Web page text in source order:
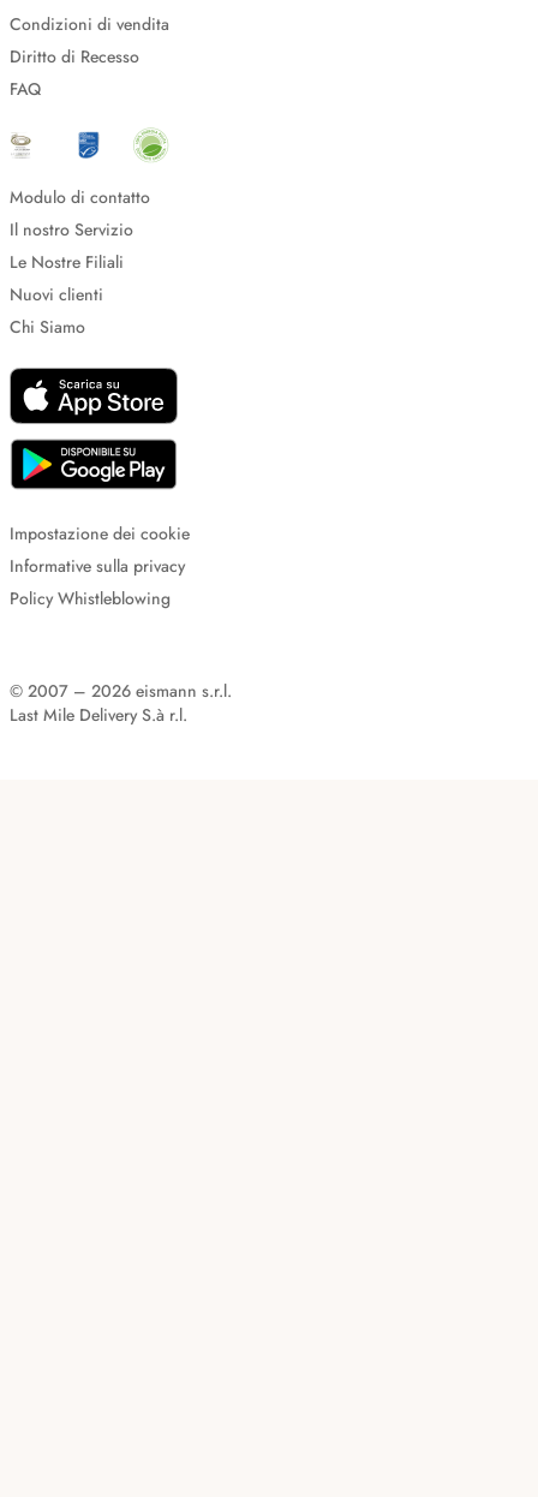
Condizioni di vendita
Diritto di Recesso
FAQ
Modulo di contatto
Il nostro Servizio
Le Nostre Filiali
Nuovi clienti
Chi Siamo
Impostazione dei cookie
Informative sulla privacy
Policy Whistleblowing
© 2007 – 2026 eismann s.r.l.
Last Mile Delivery S.à r.l.